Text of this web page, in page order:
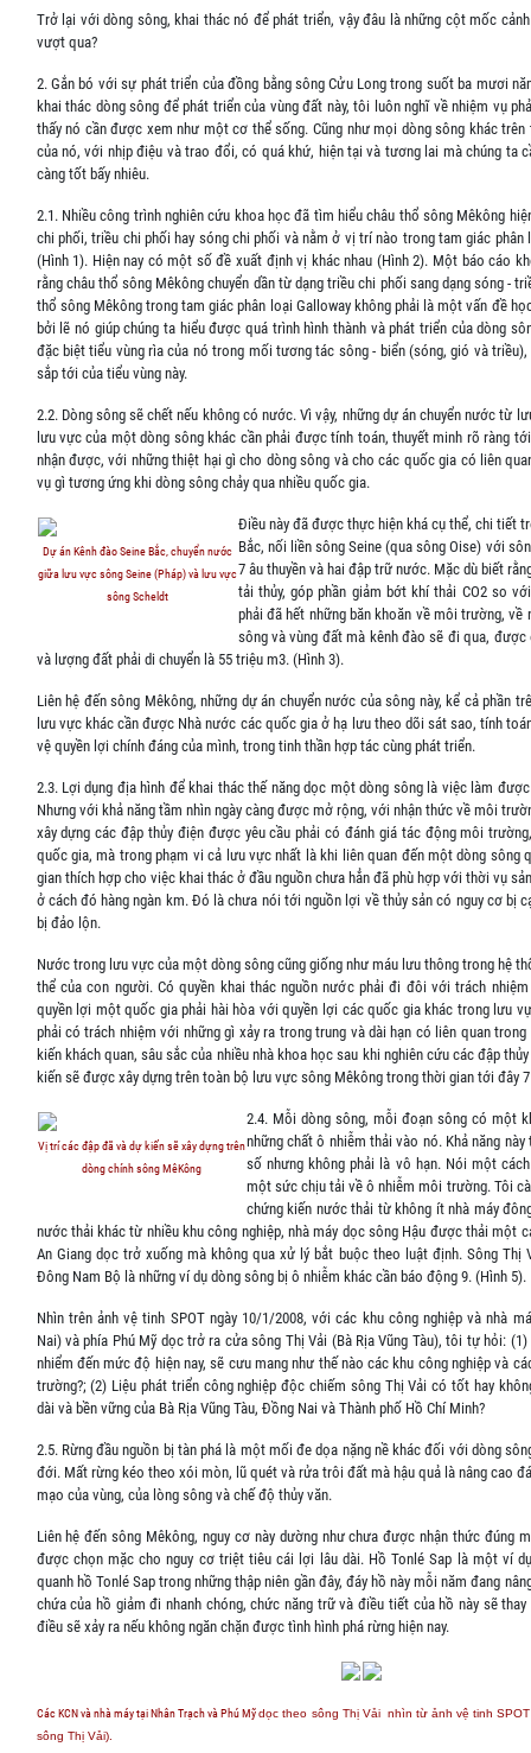
Trở lại với dòng sông, khai thác nó để phát triển, vậy đâu là những cột mốc
vượt qua?
2. Gắn bó với sự phát triển của đồng bằng sông Cửu Long trong suốt ba mươi
khai thác dòng sông để phát triển của vùng đất này, tôi luôn nghĩ về nhiệm vụ
thấy nó cần được xem như một cơ thể sống. Cũng như mọi dòng sông khác
của nó, với nhịp điệu và trao đổi, có quá khứ, hiện tại và tương lai mà chúng ta
càng tốt bấy nhiêu.
2.1. Nhiều công trình nghiên cứu khoa học đã tìm hiểu châu thổ sông Mêkông
chi phối, triều chi phối hay sóng chi phối và nằm ở vị trí nào trong tam giác phân
(Hình 1). Hiện nay có một số đề xuất định vị khác nhau (Hình 2). Một báo cáo
rằng châu thổ sông Mêkông chuyển dần từ dạng triều chi phối sang dạng sóng -
thổ sông Mêkông trong tam giác phân loại Galloway không phải là một vấn đề
bởi lẽ nó giúp chúng ta hiểu được quá trình hình thành và phát triển của dòng
đặc biệt tiểu vùng rìa của nó trong mối tương tác sông - biển (sóng, gió và
sắp tới của tiểu vùng này.
2.2. Dòng sông sẽ chết nếu không có nước. Vì vậy, những dự án chuyển nước từ
lưu vực của một dòng sông khác cần phải được tính toán, thuyết minh rõ ràng
nhận được, với những thiệt hại gì cho dòng sông và cho các quốc gia có liên
vụ gì tương ứng khi dòng sông chảy qua nhiều quốc gia.
Dự án Kênh đào Seine Bắc, chuyển nước
giữa lưu vực sông Seine (Pháp) và lưu vực
sông Scheldt
Điều này đã được thực hiện khá cụ thể, chi tiết
Bắc, nối liền sông Seine (qua sông Oise) với
7 âu thuyền và hai đập trữ nước. Mặc dù biết
tải thủy, góp phần giảm bớt khí thải CO2 so
phải đã hết những băn khoăn về môi trường,
sông và vùng đất mà kênh đào sẽ đi qua, được
và lượng đất phải di chuyển là 55 triệu m3. (Hình 3).
Liên hệ đến sông Mêkông, những dự án chuyển nước của sông này, kể cả phần
lưu vực khác cần được Nhà nước các quốc gia ở hạ lưu theo dõi sát sao, tính
vệ quyền lợi chính đáng của mình, trong tinh thần hợp tác cùng phát triển.
2.3. Lợi dụng địa hình để khai thác thế năng dọc một dòng sông là việc làm
Nhưng với khả năng tầm nhìn ngày càng được mở rộng, với nhận thức về môi
xây dựng các đập thủy điện được yêu cầu phải có đánh giá tác động môi
quốc gia, mà trong phạm vi cả lưu vực nhất là khi liên quan đến một dòng sông
gian thích hợp cho việc khai thác ở đầu nguồn chưa hẳn đã phù hợp với thời vụ
ở cách đó hàng ngàn km. Đó là chưa nói tới nguồn lợi về thủy sản có nguy cơ bị
bị đảo lộn.
Nước trong lưu vực của một dòng sông cũng giống như máu lưu thông trong hệ
thể của con người. Có quyền khai thác nguồn nước phải đi đôi với trách
quyền lợi một quốc gia phải hài hòa với quyền lợi các quốc gia khác trong lưu
phải có trách nhiệm với những gì xảy ra trong trung và dài hạn có liên quan
kiến khách quan, sâu sắc của nhiều nhà khoa học sau khi nghiên cứu các đập
kiến sẽ được xây dựng trên toàn bộ lưu vực sông Mêkông trong thời gian tới đây
Vị trí các đập đã và dự kiến sẽ xây dựng trên
dòng chính sông MêKông
2.4. Mỗi dòng sông, mỗi đoạn sông có một
những chất ô nhiễm thải vào nó. Khả năng
số nhưng không phải là vô hạn. Nói một
một sức chịu tải về ô nhiễm môi trường. Tôi
chứng kiến nước thải từ không ít nhà máy
nước thải khác từ nhiều khu công nghiệp, nhà máy dọc sông Hậu được thải một
An Giang dọc trở xuống mà không qua xử lý bắt buộc theo luật định. Sông Thị
Đông Nam Bộ là những ví dụ dòng sông bị ô nhiễm khác cần báo động 9. (Hình 5).
Nhìn trên ảnh vệ tinh SPOT ngày 10/1/2008, với các khu công nghiệp và nhà
Nai) và phía Phú Mỹ dọc trở ra cửa sông Thị Vải (Bà Rịa Vũng Tàu), tôi tự hỏi:
nhiểm đến mức độ hiện nay, sẽ cưu mang như thế nào các khu công nghiệp và
trường?; (2) Liệu phát triển công nghiệp độc chiếm sông Thị Vải có tốt hay
dài và bền vững của Bà Rịa Vũng Tàu, Đồng Nai và Thành phố Hồ Chí Minh?
2.5. Rừng đầu nguồn bị tàn phá là một mối đe dọa nặng nề khác đối với dòng
đới. Mất rừng kéo theo xói mòn, lũ quét và rửa trôi đất mà hậu quả là nâng cao
mạo của vùng, của lòng sông và chế độ thủy văn.
Liên hệ đến sông Mêkông, nguy cơ này dường như chưa được nhận thức đúng
được chọn mặc cho nguy cơ triệt tiêu cái lợi lâu dài. Hồ Tonlé Sap là một ví
quanh hồ Tonlé Sap trong những thập niên gần đây, đáy hồ này mỗi năm đang
chứa của hồ giảm đi nhanh chóng, chức năng trữ và điều tiết của hồ này sẽ
điều sẽ xảy ra nếu không ngăn chặn được tình hình phá rừng hiện nay.
Các KCN và nhà máy tại Nhân Trạch và Phú Mỹdọc theo sông Thị Vải nhìn từ ảnh vệ tinh
sông Thị Vải).